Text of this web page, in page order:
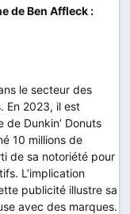
de Ben Affleck :
le secteur des
En 2023, il est
Dunkin’ Donuts
10 millions de
de sa notoriété pour
L’implication
publicité illustre sa
avec des marques.